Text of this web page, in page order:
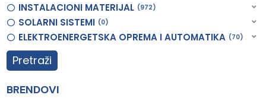
INSTALACIONI MATERIJAL 972
SOLARNI SISTEMI 0
ELEKTROENERGETSKA OPREMA I AUTOMATIKA 70
Pretraži
BRENDOVI